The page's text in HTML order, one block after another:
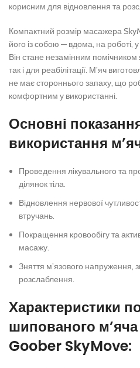
корисним для відновлення та
Компактний розмір масажера
його із собою — вдома, на роботі, у
Він стане незамінним
так і для реабілітації. М’яч
не має стороннього запаху, що
комфортним у використанні.
Основні
використання
Проведення лікувального та
ділянок тіла.
Відновлення нервової
втручань.
Покращення кровообігу та
масажу.
Зняття м’язового напруження,
розслаблення.
Характеристики
шипованого
Goober SkyMove: